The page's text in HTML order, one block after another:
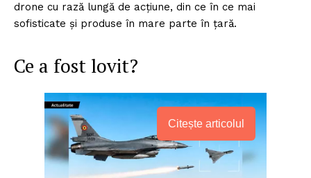
drone cu rază lungă de acțiune, din ce în ce mai
sofisticate și produse în mare parte în țară.
Ce a fost lovit?
Citește articolul